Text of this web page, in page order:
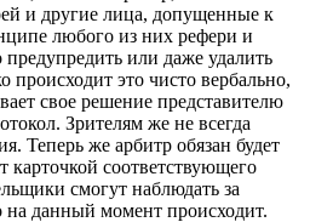
и другие лица, допущенные к
любого из них рефери и
или даже удалить
происходит это чисто вербально,
свое решение представителю
Зрителям же не всегда
Теперь же арбитр обязан будет
карточкой соответствующего
смогут наблюдать за
на данный момент происходит.